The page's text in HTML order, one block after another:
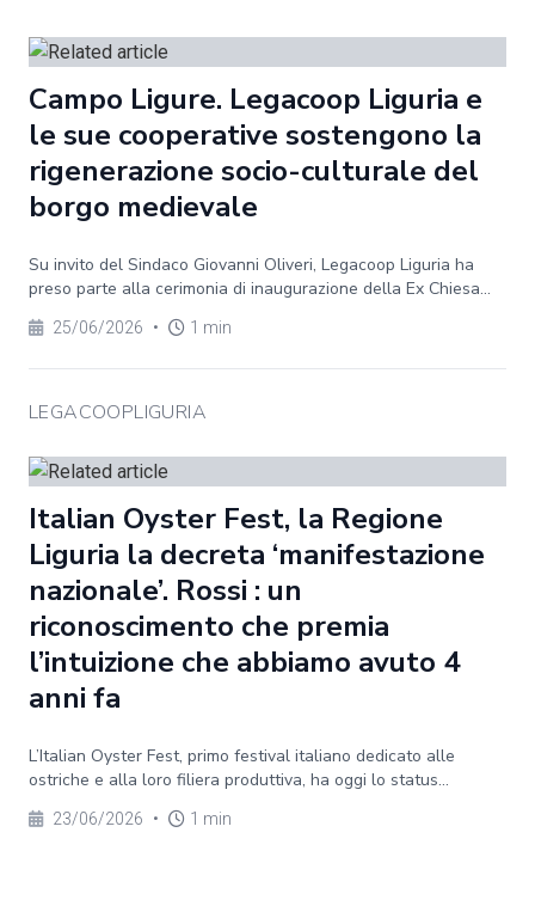
Campo Ligure. Legacoop Liguria e
le sue cooperative sostengono la
rigenerazione socio-culturale del
borgo medievale
Su invito del Sindaco Giovanni Oliveri, Legacoop Liguria ha
preso parte alla cerimonia di inaugurazione della Ex Chiesa...
25/06/2026 • 1 min
LEGACOOPLIGURIA
Italian Oyster Fest, la Regione
Liguria la decreta ‘manifestazione
nazionale’. Rossi : un
riconoscimento che premia
l’intuizione che abbiamo avuto 4
anni fa
L’Italian Oyster Fest, primo festival italiano dedicato alle
ostriche e alla loro filiera produttiva, ha oggi lo status...
23/06/2026 • 1 min